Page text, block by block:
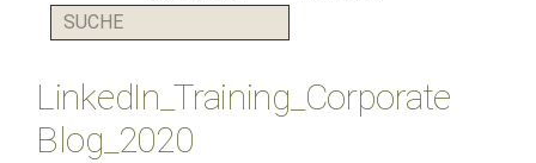
Agenturen
SUCHE
LinkedIn_Training_Corporate
Blog_2020